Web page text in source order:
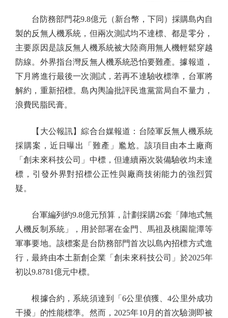
台防務部門花9.8億元（新台幣，下同）採購島內自
製的反無人機系統，但兩次測試均不達標、都是零分，
主要原因是該反無人機系統被大陸商用無人機輕鬆穿越
防線。外界指台灣反無人機系統恐怕要難產。據報道，
下月將進行最後一次測試，若再不達驗收標準，台軍將
解約，重新招標。島內輿論批評民進黨當局自不量力，
浪費民脂民膏。
【大公報訊】綜合台媒報道：台陸軍反無人機系統
採購案，近日曝出「難產」尷尬。該項目由本土廠商
「創未來科技公司」中標，但連續兩次裝備驗收均未達
標，引發外界對招標公正性與廠商技術能力的強烈質
疑。
台軍編列約9.8億元預算，計劃採購26套「陣地式無
人機反制系統」，用於部署在金門、馬祖及桃園龍潭等
軍事要地。該標案是台防務部門首次以島內招標方式進
行，最終由本土新創企業「創未來科技公司」於2025年
初以9.8781億元中標。
根據合約，系統須達到「6公里偵獲、4公里外成功
干擾」的性能標準。然而，2025年10月的首次驗測即被